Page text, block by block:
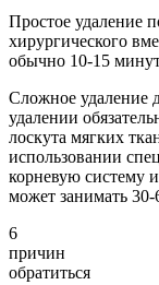
Простое удаление
хирургического
обычно 10-15
Сложное удаление
удалении
лоскута мягких
использовании
корневую систему
может занимать
6
причин
обратиться